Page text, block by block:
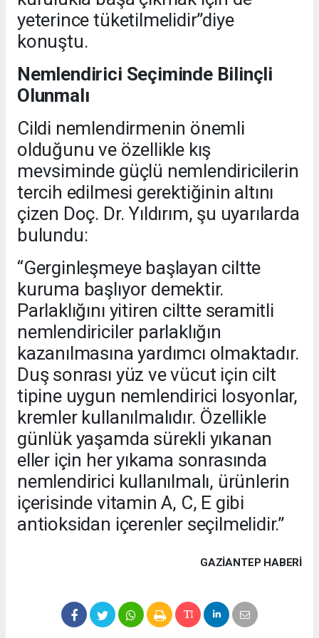
yeterince tüketilmelidir”diye
konuştu.
Nemlendirici Seçiminde Bilinçli
Olunmalı
Cildi nemlendirmenin önemli
olduğunu ve özellikle kış
mevsiminde güçlü nemlendiricilerin
tercih edilmesi gerektiğinin altını
çizen Doç. Dr. Yıldırım, şu uyarılarda
bulundu:
“Gerginleşmeye başlayan ciltte
kuruma başlıyor demektir.
Parlaklığını yitiren ciltte seramitli
nemlendiriciler parlaklığın
kazanılmasına yardımcı olmaktadır.
Duş sonrası yüz ve vücut için cilt
tipine uygun nemlendirici losyonlar,
kremler kullanılmalıdır. Özellikle
günlük yaşamda sürekli yıkanan
eller için her yıkama sonrasında
nemlendirici kullanılmalı, ürünlerin
içerisinde vitamin A, C, E gibi
antioksidan içerenler seçilmelidir.”
GAZIANTEP HABERİ